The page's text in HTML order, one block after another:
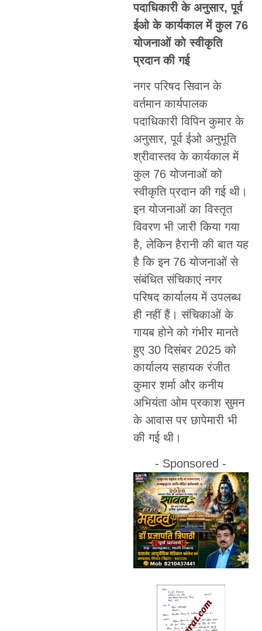
पदाधिकारी के अनुसार, पूर्व
ईओ के कार्यकाल में कुल 76
योजनाओं को स्वीकृति
प्रदान की गई
नगर परिषद सिवान के
वर्तमान कार्यपालक
पदाधिकारी विपिन कुमार के
अनुसार, पूर्व ईओ अनुभूति
श्रीवास्तव के कार्यकाल में
कुल 76 योजनाओं को
स्वीकृति प्रदान की गई थी।
इन योजनाओं का विस्तृत
विवरण भी जारी किया गया
है, लेकिन हैरानी की बात यह
है कि इन 76 योजनाओं से
संबंधित संचिकाएं नगर
परिषद कार्यालय में उपलब्ध
ही नहीं हैं। संचिकाओं के
गायब होने को गंभीर मानते
हुए 30 दिसंबर 2025 को
कार्यालय सहायक रंजीत
कुमार शर्मा और कनीय
अभियंता ओम प्रकाश सुमन
के आवास पर छापेमारी भी
की गई थी।
- Sponsored -